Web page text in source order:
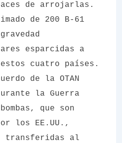
de arrojarlas.
de 200 B-61
esparcidas a
cuatro países.
de la OTAN
la Guerra
que son
los EE.UU.,
transferidas al